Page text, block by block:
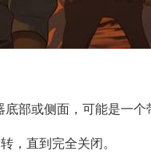
部或侧面，可能是一个
，直到完全关闭。